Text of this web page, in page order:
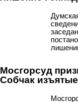
Мосгорсуд
Собчак